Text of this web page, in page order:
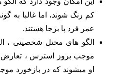
کم رنگ شوند، اما غالبا به
عمر فرد پا برجا هستند.
الگو های مختل شخصیتی ،
موجب بروز استرس ، تعارض
او میشوند که در بازخورد